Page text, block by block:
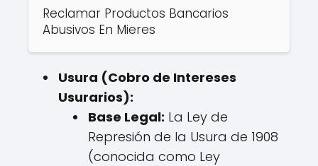
Reclamar Productos Bancarios
Abusivos En Mieres
Usura (Cobro de Intereses
Usurarios):
Base Legal: La Ley de
Represión de la Usura de 1908
(conocida como Ley